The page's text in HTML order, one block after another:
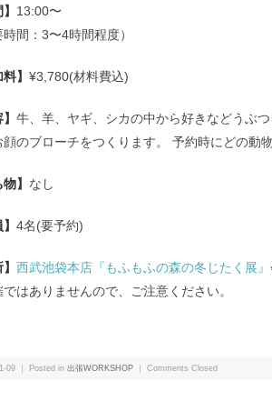
13:00〜
時間：3〜4時間程度）
】 ¥3,780(材料費込)
牛、羊、ヤギ、シカの中から好きなどうぶ
顔のブローチをつくります。 予約時にどの動
】 なし
4名(要予約)
西武池袋本店『もふもふの森の冬じたく展』
はありませんので、ご注意ください。
09 ｜ Posted in 出張WORKSHOP Comments Closed